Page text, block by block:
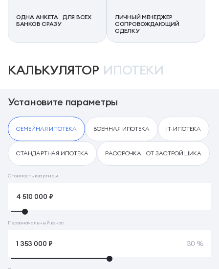
ОДНА АНКЕТА ДЛЯ ВСЕХ
БАНКОВ СРАЗУ
ЛИЧНЫЙ МЕНЕДЖЕР
СОПРОВОЖДАЮЩИЙ
СДЕЛКУ
КАЛЬКУЛЯТОР ИПОТЕКИ
Установите параметры
СЕМЕЙНАЯ ИПОТЕКА ВОЕННАЯ ИПОТЕКА IT-ИПОТЕКА
СТАНДАРТНАЯ ИПОТЕКА РАССРОЧКА ОТ ЗАСТРОЙЩИКА
Стоимость квартиры
Первоначальный взнос
30 %